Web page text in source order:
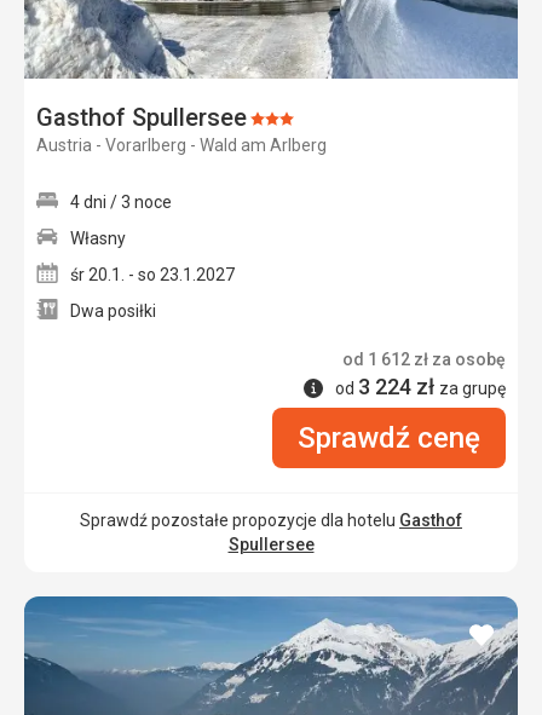
Gasthof SpullerseeOcena:
3/5
Austria - Vorarlberg - Wald am Arlberg
4 dni / 3 noce
Własny
śr 20.1. - so 23.1.2027
Dwa posiłki
od 1 612 zł za osobę
Informacje
od 3 224 zł za grupę
Sprawdź cenę
Sprawdź pozostałe propozycje dla hotelu Gasthof
Spullersee
dodaj
do